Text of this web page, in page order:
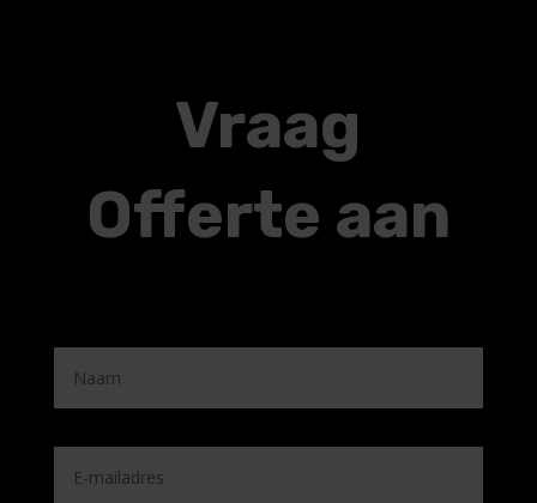
Vraag
Offerte aan